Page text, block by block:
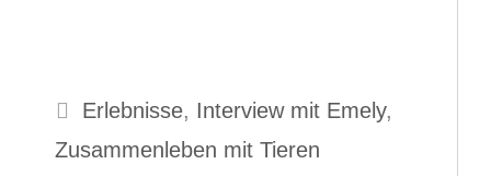
Erlebnisse, Interview mit Emely,
Zusammenleben mit Tieren